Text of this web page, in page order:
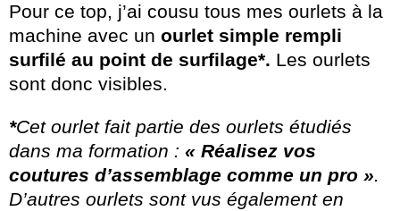
Pour ce top, j’ai cousu tous mes ourlets à la
machine avec un ourlet simple rempli
surfilé au point de surfilage*. Les ourlets
sont donc visibles.
*Cet ourlet fait partie des ourlets étudiés
dans ma formation : « Réalisez vos
coutures d’assemblage comme un pro ».
D’autres ourlets sont vus également en